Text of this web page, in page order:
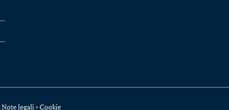
Note legali • Cookie